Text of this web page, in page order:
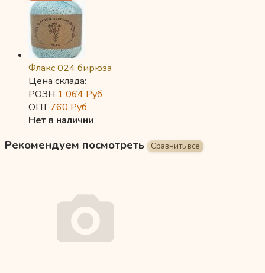
Флакс 024 бирюза
Цена склада:
РОЗН 1 064 Руб
ОПТ760 Руб
Нет в наличии
Рекомендуем посмотреть